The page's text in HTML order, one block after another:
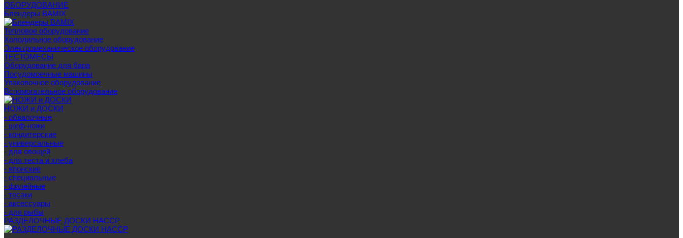
ОБОРУДОВАНИЕ
Блендеры BAMIX
Тепловое оборудование
Холодильное оборудование
Электромеханическое оборудование
ТЕСТОМЕСЫ
Оборудование для бара
Посудомоечные машины
Упаковочное оборудование
Вспомогательное оборудование
НОЖИ и ДОСКИ
- обвалочные
- шеф-ножи
- кондитерские
- универсальные
- для овощей
- для теста и хлеба
- японские
- специальные
- филейные
- тесаки
- аксессуары
- для рыбы
РАЗДЕЛОЧНЫЕ ДОСКИ HACCP